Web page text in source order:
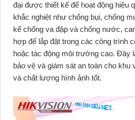
đại được thiết kế để hoạt động hiệu
khắc nghiệt như chống bụi, chống
kế chống va đập và chống nước,
hợp để lắp đặt trong các công trình
hoặc tác động môi trường cao. Đây
bảo vệ và giám sát an toàn cho khu
và chất lượng hình ảnh tốt.